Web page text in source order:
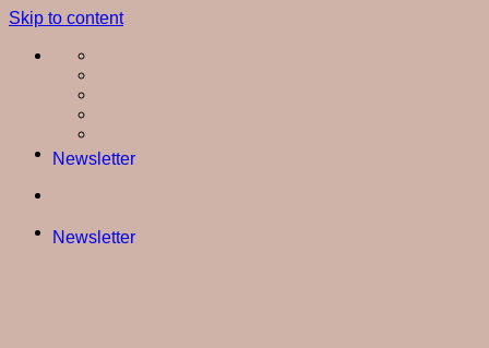
Skip to content
Newsletter
Newsletter